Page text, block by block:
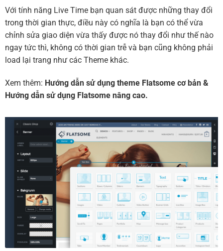
Với tính năng Live Time bạn quan sát được những thay đổi
trong thời gian thực, điều này có nghĩa là bạn có thể vừa
chỉnh sửa giao diện vừa thấy được nó thay đổi như thế nào
ngay tức thì, không có thời gian trễ và bạn cũng không phải
load lại trang như các Theme khác.
Xem thêm: Hướng dẫn sử dụng theme Flatsome cơ bản &
Hướng dẫn sử dụng Flatsome nâng cao.